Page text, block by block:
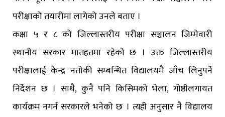
परीक्षाको तयारीमा लागेको उनले बताए ।
कक्षा ५ र ८ को जिल्लास्तरीय परीक्षा सञ्चालन जिम्मेवारी
स्थानीय सरकार मातहतमा रहेको छ । उक्त जिल्लास्तरीय
परीक्षालाई केन्द्र नतोकी सम्बन्धित विद्यालयमै जाँच लिनुपर्ने
निर्देशन छ । साथै, कुनै पनि किसिमको भेला, गोष्ठीलगायत
कार्यक्रम नगर्न सरकारले भनेको छ । त्यही अनुसार नै विद्यालय